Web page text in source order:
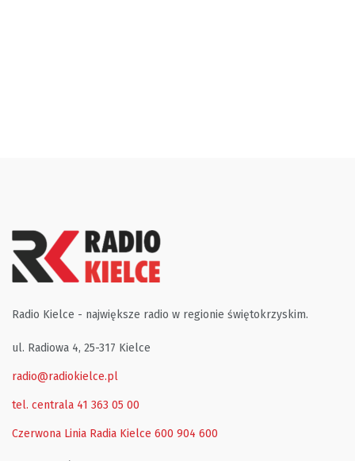
Radio Kielce - największe radio w regionie świętokrzyskim.
ul. Radiowa 4, 25-317 Kielce
radio@radiokielce.pl
tel. centrala 41 363 05 00
Czerwona Linia Radia Kielce 600 904 600